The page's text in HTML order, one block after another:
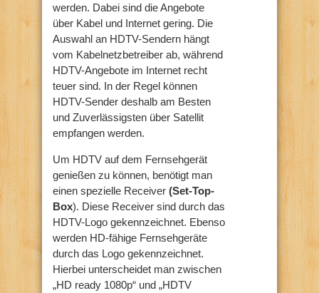
werden. Dabei sind die Angebote
über Kabel und Internet gering. Die
Auswahl an HDTV-Sendern hängt
vom Kabelnetzbetreiber ab, während
HDTV-Angebote im Internet recht
teuer sind. In der Regel können
HDTV-Sender deshalb am Besten
und Zuverlässigsten über Satellit
empfangen werden.
Um HDTV auf dem Fernsehgerät
genießen zu können, benötigt man
einen spezielle Receiver (Set-Top-
Box). Diese Receiver sind durch das
HDTV-Logo gekennzeichnet. Ebenso
werden HD-fähige Fernsehgeräte
durch das Logo gekennzeichnet.
Hierbei unterscheidet man zwischen
„HD ready 1080p“ und „HDTV